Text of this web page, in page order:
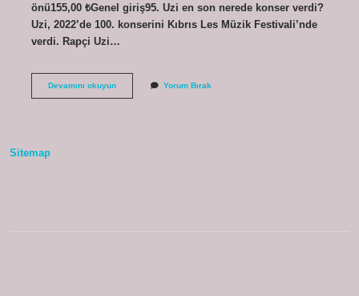
önü155,00 ₺Genel giriş95. Uzi en son nerede konser verdi?
Uzi, 2022’de 100. konserini Kıbrıs Les Müzik Festivali’nde
verdi. Rapçi Uzi…
Devamını okuyunUzinin
Yorum Bırak
Sitemap